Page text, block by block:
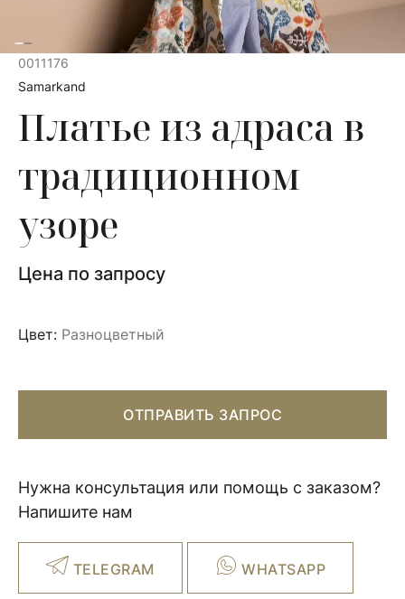
0011176
Samarkand
Платье из адраса в
традиционном
узоре
Цена по запросу
Цвет: Разноцветный
ОТПРАВИТЬ ЗАПРОС
Нужна консультация или помощь с заказом?
Напишите нам
TELEGRAM WHATSAPP